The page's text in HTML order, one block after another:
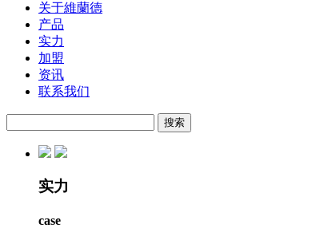
关于維蘭德
产品
实力
加盟
资讯
联系我们
搜索
实力
case